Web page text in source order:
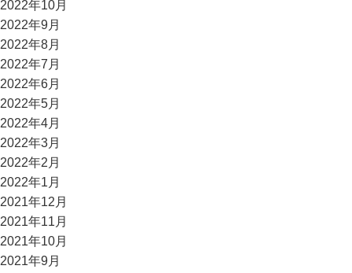
2022年10月
2022年9月
2022年8月
2022年7月
2022年6月
2022年5月
2022年4月
2022年3月
2022年2月
2022年1月
2021年12月
2021年11月
2021年10月
2021年9月